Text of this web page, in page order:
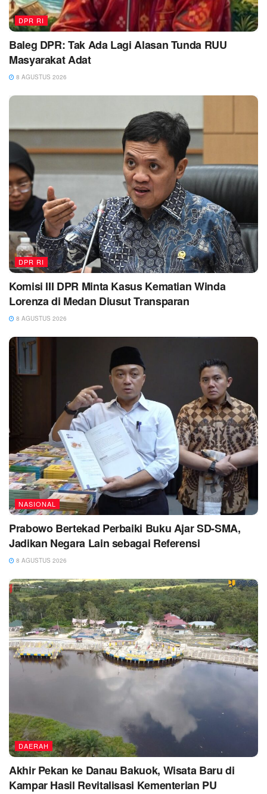
DPR RI
Baleg DPR: Tak Ada Lagi Alasan Tunda RUU
Masyarakat Adat
8 AGUSTUS 2026
DPR RI
Komisi III DPR Minta Kasus Kematian Winda
Lorenza di Medan Diusut Transparan
8 AGUSTUS 2026
NASIONAL
Prabowo Bertekad Perbaiki Buku Ajar SD-SMA,
Jadikan Negara Lain sebagai Referensi
8 AGUSTUS 2026
DAERAH
Akhir Pekan ke Danau Bakuok, Wisata Baru di
Kampar Hasil Revitalisasi Kementerian PU